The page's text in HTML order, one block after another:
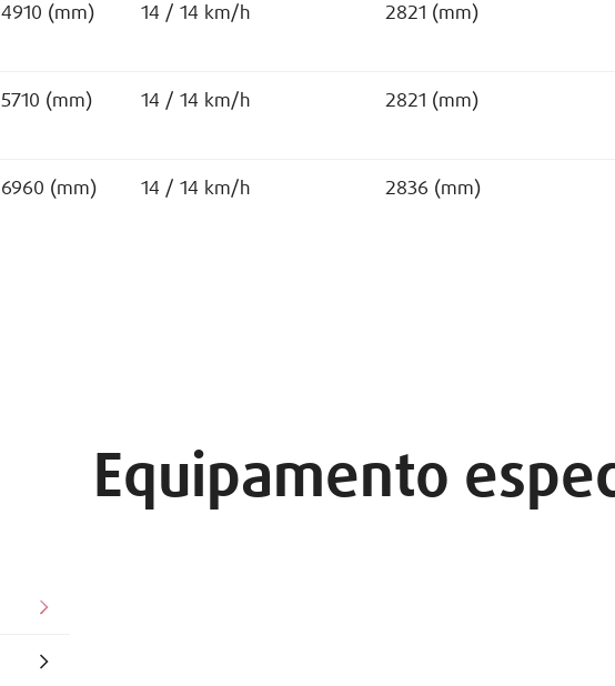
4910 (mm) 14 / 14 km/h 2821 (mm)
5710 (mm) 14 / 14 km/h 2821 (mm)
6960 (mm) 14 / 14 km/h 2836 (mm)
Equipamento